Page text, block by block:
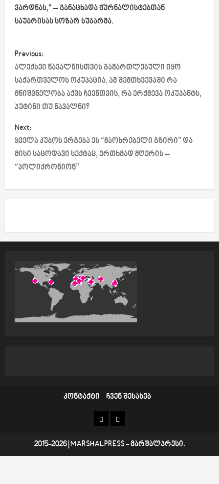
ვარდნას,“– განაცხადა ჟურნალისტებთან
საუბრისას სოზარ სუბარმა.
P
o
s
t
n
a
v
i
a
n
Previous:
ალექსეი ნავალნისთვის გამართლებული იყო
საქართველოს ოკუპაცია. ამ შემთხვევაში რა
მნიშვნელობა აქვს ჩვენთვის, რა ერქმევა ოკუპანტს,
პუტინი თუ ნავალნი?
Next:
ყველა კუბოს ერგება ეს “მაოხრებელი გზირი” და
მისი საცოდავი სექტაც, ერთხმად მღერის –
“პოლიქრონიონ”
კონტაქტი ჩვენ შესახებ
კონტაქტი
ჩვენ
2015-2026 MARSHALPRESS- მარშალპრესი.